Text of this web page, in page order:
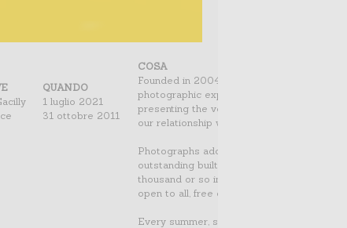
QUANDO
1 luglio 2021
31 ottobre 2011
COSA
Founded in 2004, the La Gacilly Photo
photographic experience as you stroll
presenting the very best in contemporary
our relationship with our world and our
Photographs adorn the streets, gardens
outstanding built and natural heritage
thousand or so images on display. Public
open to all, free of charge.
Every summer, some 300,000 people